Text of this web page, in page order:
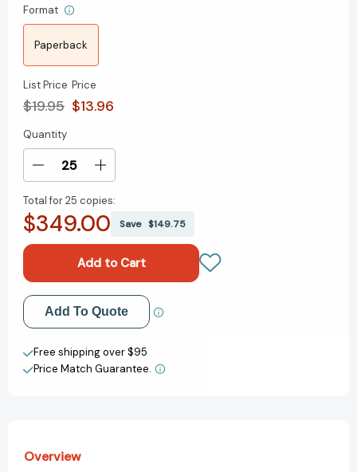
Format
Paperback
List Price
$19.95
Price
$13.96
Current
Stock:
Quantity
Decrease
of
La
porcelana
/
The
Porcelain
Nymph
[9788401019098]
Increase
of
La
porcelana
/
The
Porcelain
Nymph
[9788401019098]
Total for25 copies:
$349.00 Save $149.75
Add to My Wish List
Create New Wish List
View All Wish List
Add To Quote
Free shipping over $95
Price Match Guarantee.
Overview